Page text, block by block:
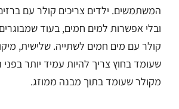
המשתמשים. ילדים צריכים קולר עם
ובלי אפשרות למים חמים, בעוד
קולר עם מים חמים לשתייה. שלישית,
שעומד בחוץ צריך להיות עמיד יותר בפני
מקולר שעומד בתוך מבנה ממוזג.